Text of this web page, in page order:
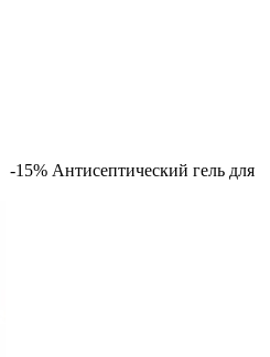
-15% Антисептический гель для